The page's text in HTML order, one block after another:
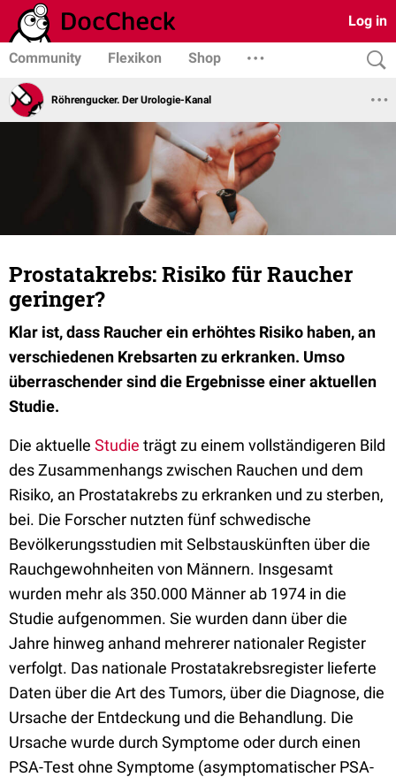
Log in
Community Flexikon Shop
Röhrengucker. Der Urologie-Kanal
Prostatakrebs: Risiko für Raucher
geringer?
Klar ist, dass Raucher ein erhöhtes Risiko haben, an
verschiedenen Krebsarten zu erkranken. Umso
überraschender sind die Ergebnisse einer aktuellen
Studie.
Die aktuelle Studie trägt zu einem vollständigeren Bild
des Zusammenhangs zwischen Rauchen und dem
Risiko, an Prostatakrebs zu erkranken und zu sterben,
bei. Die Forscher nutzten fünf schwedische
Bevölkerungsstudien mit Selbstauskünften über die
Rauchgewohnheiten von Männern. Insgesamt
wurden mehr als 350.000 Männer ab 1974 in die
Studie aufgenommen. Sie wurden dann über die
Jahre hinweg anhand mehrerer nationaler Register
verfolgt. Das nationale Prostatakrebsregister lieferte
Daten über die Art des Tumors, über die Diagnose, die
Ursache der Entdeckung und die Behandlung. Die
Ursache wurde durch Symptome oder durch einen
PSA-Test ohne Symptome (asymptomatischer PSA-